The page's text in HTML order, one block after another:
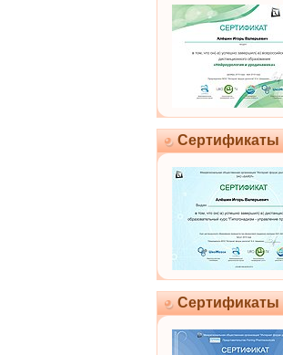
Сертификаты
Сертификаты